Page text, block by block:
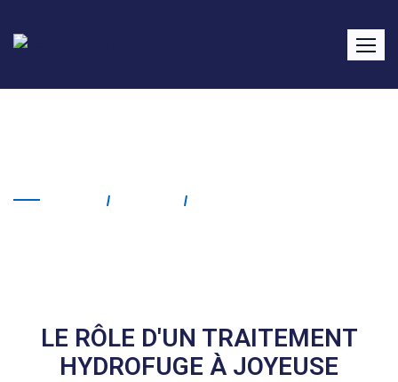
LE RÔLE D'UN TRAITEMENT
HYDROFUGE À JOYEUSE